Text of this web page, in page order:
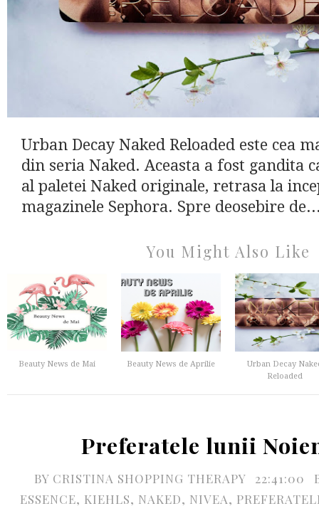
Urban Decay Naked Reloaded este cea
din seria Naked. Aceasta a fost gandita
al paletei Naked originale, retrasa la
magazinele Sephora. Spre deosebire
You Might Also Like
Beauty News de Mai Beauty News de Aprilie
Urban Decay
Reloaded
Preferatele lunii
BY CRISTINA SHOPPING THERAPY 22:41:00
ESSENCE, KIEHLS, NAKED, NIVEA,